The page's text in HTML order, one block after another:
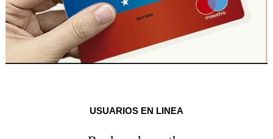
USUARIOS EN LINEA